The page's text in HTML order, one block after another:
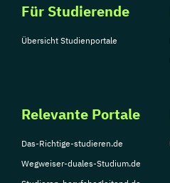
Für Studierende
Übersicht Studienportale
Relevante Portale
Das-Richtige-studieren.de
Wegweiser-duales-Studium.de